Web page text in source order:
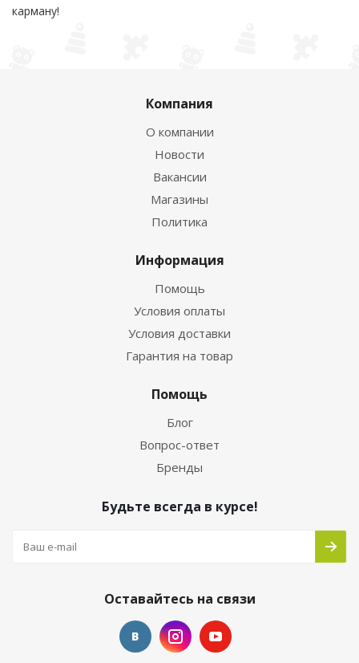
карману!
Компания
О компании
Новости
Вакансии
Магазины
Политика
Информация
Помощь
Условия оплаты
Условия доставки
Гарантия на товар
Помощь
Блог
Вопрос-ответ
Бренды
Будьте всегда в курсе!
Оставайтесь на связи